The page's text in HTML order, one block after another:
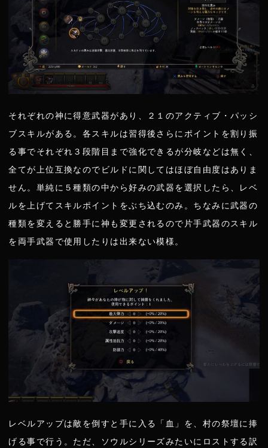
それぞれの神に得意武器があり、２１のアクティブ・パッシ
ブスキルがある。各スキルは習得後さらにポイントを割り振
る事でそれぞれ３段階目まで強化できるが分岐などは無く、
全てが上位互換なのでビルドに関してはほぼ自由度はありま
せん。単純に５種類の中から好みの武器を選択したら、レベ
ルを上げてスキルポイントをぶち込むのみ。ちなみに武器の
種類を変えると勝手に神も変更されるので片手武器のスキル
を両手武器で使用したりは出来ない模様。
レベルアップは敵を倒すと手に入る「血」を、村の祭壇に捧
げる事で行う。ただ、ソウルシリーズみたいにロストする訳